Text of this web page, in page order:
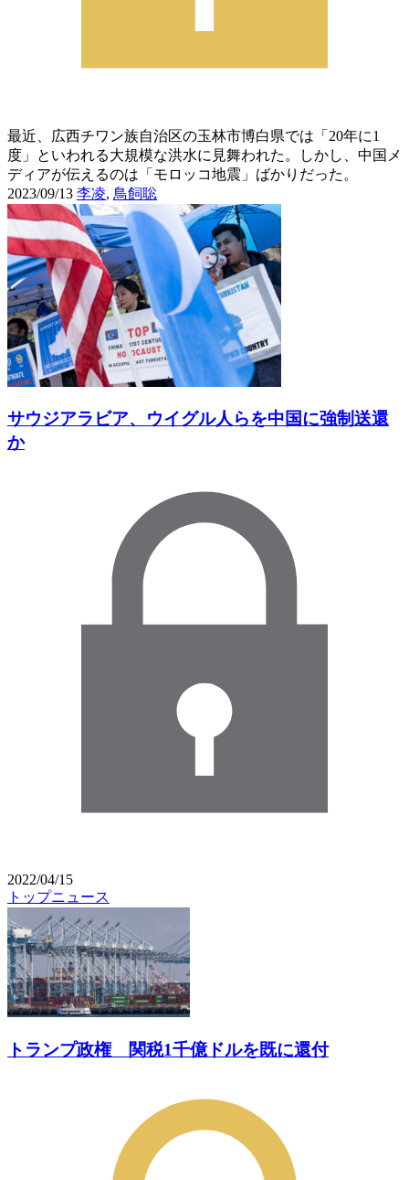
最近、広西チワン族自治区の玉林市博白県では「20年に1
度」といわれる大規模な洪水に見舞われた。しかし、中国メ
ディアが伝えるのは「モロッコ地震」ばかりだった。
2023/09/13 李凌, 鳥飼聡
サウジアラビア、ウイグル人らを中国に強制送還
か
2022/04/15
トップニュース
トランプ政権 関税1千億ドルを既に還付